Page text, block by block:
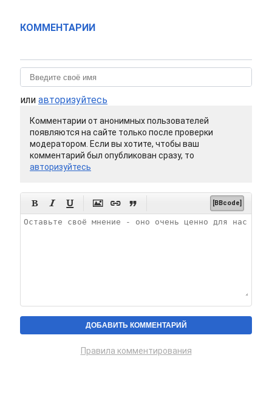
КОММЕНТАРИИ
или авторизуйтесь
Комментарии от анонимных пользователей
появляются на сайте только после проверки
модератором. Если вы хотите, чтобы ваш
комментарий был опубликован сразу, то
авторизуйтесь
      [BBcode]
Правила комментирования